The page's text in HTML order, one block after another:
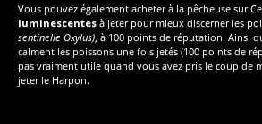
Vous pouvez également acheter à la pêcheuse sur
luminescentes à jeter pour mieux discerner les
sentinelle Oxylus) , à 100 points de réputation. Ainsi
calment les poissons une fois jetés (100 points de
pas vraiment utile quand vous avez pris le coup de
jeter le Harpon.